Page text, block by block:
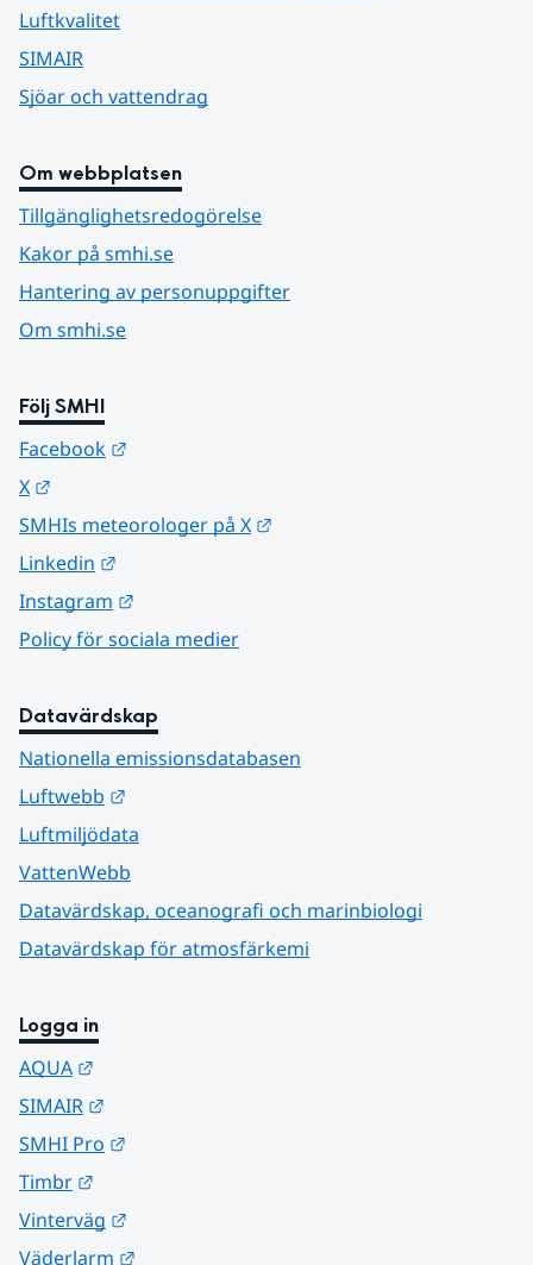
Luftkvalitet
SIMAIR
Sjöar och vattendrag
Om webbplatsen
Tillgänglighetsredogörelse
Kakor på smhi.se
Hantering av personuppgifter
Om smhi.se
Följ SMHI
Facebook
X
SMHIs meteorologer på X
Linkedin
Instagram
Policy för sociala medier
Datavärdskap
Nationella emissionsdatabasen
Luftwebb
Luftmiljödata
VattenWebb
Datavärdskap, oceanografi och marinbiologi
Datavärdskap för atmosfärkemi
Logga in
AQUA
SIMAIR
SMHI Pro
Timbr
Vinterväg
Väderlarm